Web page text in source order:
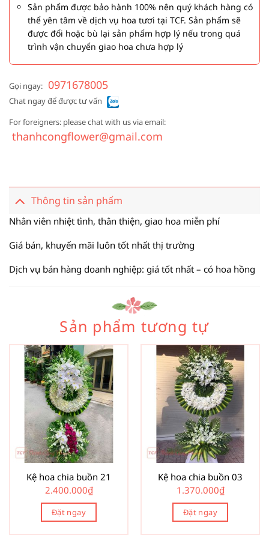
Sản phẩm được bảo hành 100% nên quý khách hàng có
thể yên tâm về dịch vụ hoa tươi tại TCF. Sản phẩm sẽ
được đổi hoặc bù lại sản phẩm hợp lý nếu trong quá
trình vận chuyển giao hoa chưa hợp lý
Gọi ngay: 0971678005
Chat ngay để được tư vấn
For foreigners: please chat with us via email:
thanhcongflower@gmail.com
Thông tin sản phẩm
Nhân viên nhiệt tình, thân thiện, giao hoa miễn phí
Giá bán, khuyến mãi luôn tốt nhất thị trường
Dịch vụ bán hàng doanh nghiệp: giá tốt nhất – có hoa hồng
Sản phẩm tương tự
Kệ hoa chia buồn 21
2.400.000₫
Đặt ngay
Kệ hoa chia buồn 03
1.370.000₫
Đặt ngay